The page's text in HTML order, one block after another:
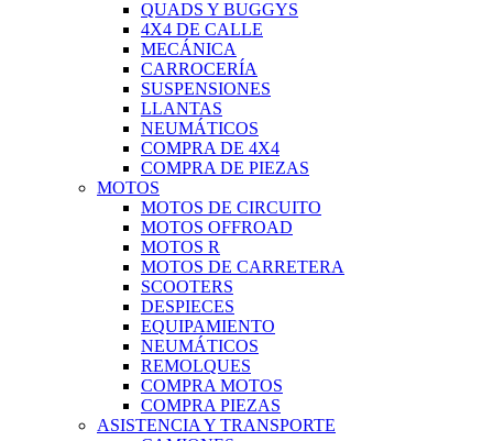
QUADS Y BUGGYS
4X4 DE CALLE
MECÁNICA
CARROCERÍA
SUSPENSIONES
LLANTAS
NEUMÁTICOS
COMPRA DE 4X4
COMPRA DE PIEZAS
MOTOS
MOTOS DE CIRCUITO
MOTOS OFFROAD
MOTOS R
MOTOS DE CARRETERA
SCOOTERS
DESPIECES
EQUIPAMIENTO
NEUMÁTICOS
REMOLQUES
COMPRA MOTOS
COMPRA PIEZAS
ASISTENCIA Y TRANSPORTE